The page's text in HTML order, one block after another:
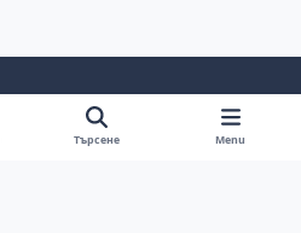
f
Търсене Menu